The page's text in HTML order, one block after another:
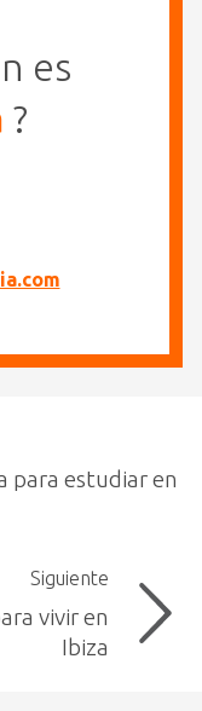
es
?
para estudiar en
Siguiente
vivir en
Ibiza